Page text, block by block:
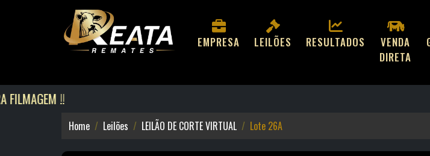
EMPRESA LEILÕES RESULTADOS
VENDA
DIRETA
!!
Home Leilões LEILÃO DE CORTE VIRTUAL Lote 26A